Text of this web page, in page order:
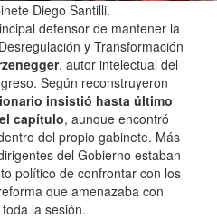
Diego Santilli.
defensor de mantener la
y Transformación
, autor intelectual del
Según reconstruyeron
insistió hasta último
capítulo, aunque encontró
del propio gabinete. Más
del Gobierno estaban
político de confrontar con los
que amenazaba con
la sesión.